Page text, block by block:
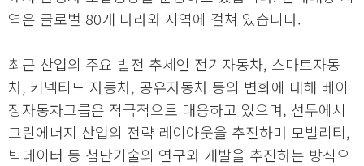
역은 글로벌 80개 나라와 지역에 걸쳐 있습니다.
최근 산업의 주요 발전 추세인 전기자동차, 스마트자동
차, 커넥티드 자동차, 공유자동차 등의 변화에 대해 베이
징자동차그룹은 적극적으로 대응하고 있으며, 선두에서
그린에너지 산업의 전략 레이아웃을 추진하며 모빌리티,
빅데이터 등 첨단기술의 연구와 개발을 추진하는 방식으